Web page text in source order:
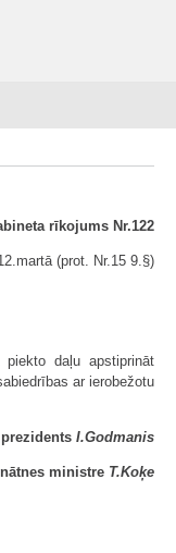
rīkojums Nr.122
(prot. Nr.15 9.§)
daļu apstiprināt
ar ierobežotu
I.Godmanis
ministre T.Koķe